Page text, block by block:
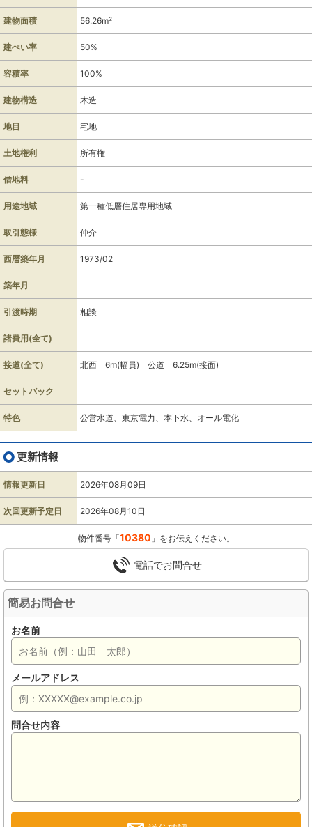
建物面積 56.26m²
建ぺい率 50%
容積率 100%
建物構造 木造
地目 宅地
土地権利 所有権
借地料 -
用途地域 第一種低層住居専用地域
取引態様 仲介
西暦築年月 1973/02
築年月
引渡時期 相談
諸費用(全て)
接道(全て) 北西 6m(幅員) 公道 6.25m(接面)
セットバック
特色 公営水道、東京電力、本下水、オール電化
更新情報
情報更新日 2026年08月09日
次回更新予定日 2026年08月10日
物件番号「10380 」をお伝えください。
電話でお問合せ
簡易お問合せ
お名前
メールアドレス
問合せ内容